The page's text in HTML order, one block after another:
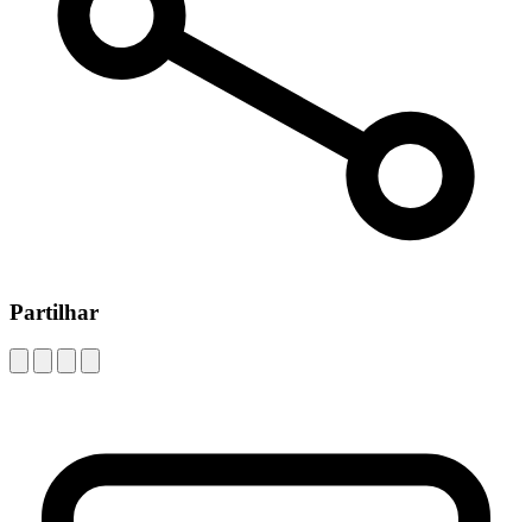
Partilhar